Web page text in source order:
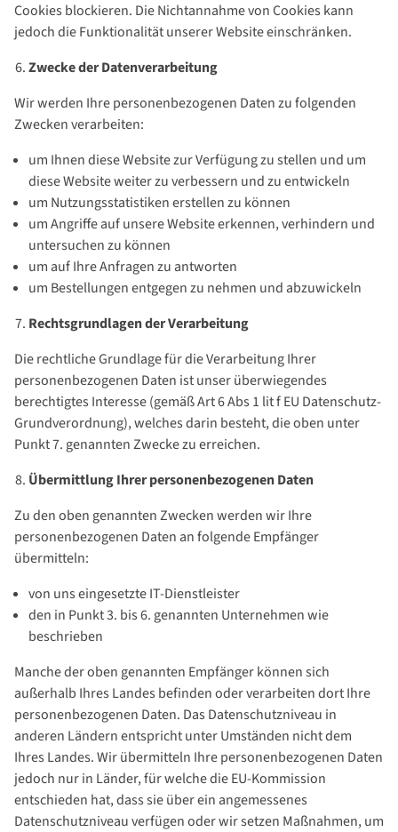
Cookies blockieren. Die Nichtannahme von Cookies kann
jedoch die Funktionalität unserer Website einschränken.
Zwecke der Datenverarbeitung
Wir werden Ihre personenbezogenen Daten zu folgenden
Zwecken verarbeiten:
um Ihnen diese Website zur Verfügung zu stellen und um
diese Website weiter zu verbessern und zu entwickeln
um Nutzungsstatistiken erstellen zu können
um Angriffe auf unsere Website erkennen, verhindern und
untersuchen zu können
um auf Ihre Anfragen zu antworten
um Bestellungen entgegen zu nehmen und abzuwickeln
Rechtsgrundlagen der Verarbeitung
Die rechtliche Grundlage für die Verarbeitung Ihrer
personenbezogenen Daten ist unser überwiegendes
berechtigtes Interesse (gemäß Art 6 Abs 1 lit f EU Datenschutz-
Grundverordnung), welches darin besteht, die oben unter
Punkt 7. genannten Zwecke zu erreichen.
Übermittlung Ihrer personenbezogenen Daten
Zu den oben genannten Zwecken werden wir Ihre
personenbezogenen Daten an folgende Empfänger
übermitteln:
von uns eingesetzte IT-Dienstleister
den in Punkt 3. bis 6. genannten Unternehmen wie
beschrieben
Manche der oben genannten Empfänger können sich
außerhalb Ihres Landes befinden oder verarbeiten dort Ihre
personenbezogenen Daten. Das Datenschutzniveau in
anderen Ländern entspricht unter Umständen nicht dem
Ihres Landes. Wir übermitteln Ihre personenbezogenen Daten
jedoch nur in Länder, für welche die EU-Kommission
entschieden hat, dass sie über ein angemessenes
Datenschutzniveau verfügen oder wir setzen Maßnahmen, um